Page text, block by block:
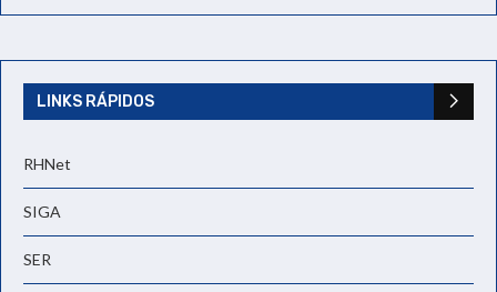
LINKS RÁPIDOS
RHNet
SIGA
SER